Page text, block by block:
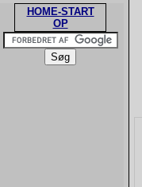
HOME-START
OP